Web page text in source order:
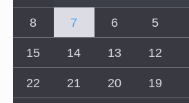
5
6
7
8
12
13
14
15
19
20
21
22